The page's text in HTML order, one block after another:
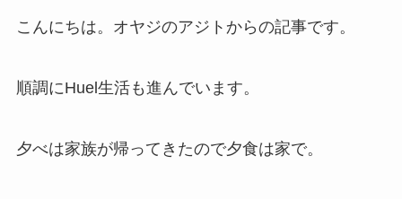
こんにちは。オヤジのアジトからの記事です。
順調にHuel生活も進んでいます。
夕べは家族が帰ってきたので夕食は家で。